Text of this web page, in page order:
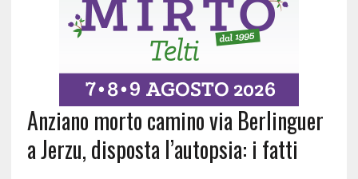
Anziano morto camino via Berlinguer
a Jerzu, disposta l’autopsia: i fatti